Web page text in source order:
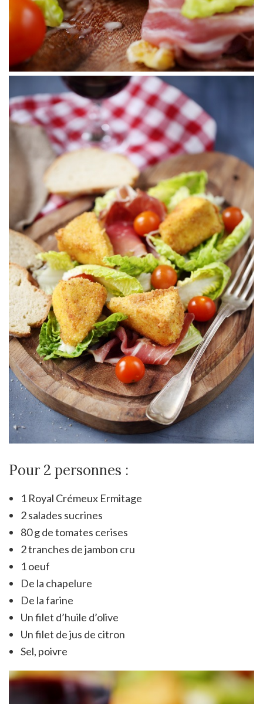
Pour 2 personnes :
1 Royal Crémeux Ermitage
2 salades sucrines
80 g de tomates cerises
2 tranches de jambon cru
1 oeuf
De la chapelure
De la farine
Un filet d’huile d’olive
Un filet de jus de citron
Sel, poivre